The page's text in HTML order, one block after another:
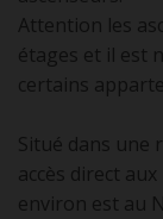
Attention les
étages et il est
certains
Situé dans une
accès direct
environ est au